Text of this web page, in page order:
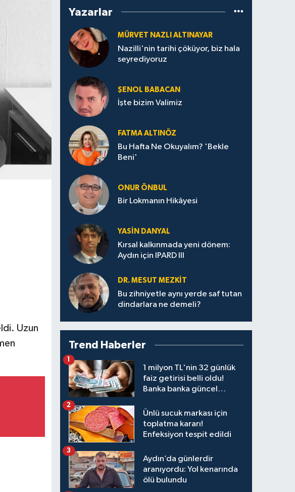
Uzun
Yazarlar
MÜRVET NAZLI ALTINAYAR
Nazilli'nin tarihi çöküyor, biz hala
seyrediyoruz
ŞENOL BABACAN
İşte bizim Valimiz
FATMA ALTINÖZ
Bu Hafta Ne Okuyalım? 'Bekle
Beni'
ONUR ÖNBUL
Bir Lokmanın Hikâyesi
YASIN DANYAL
Kırsal kalkınmada yeni dönem:
Aydın için IPARD III
DR. MESUT MEZKIT
Bu zihniyetle aynı yerde saf tutan
dindarlara ne demeli?
Trend Haberler
1 milyon TL'nin 32 günlük
faiz getirisi belli oldu!
Banka banka güncel
1
Ünlü sucuk markası için
toplatma kararı!
Enfeksiyon tespit edildi
2
Aydın’da günlerdir
aranıyordu: Yol kenarında
ölü bulundu
3